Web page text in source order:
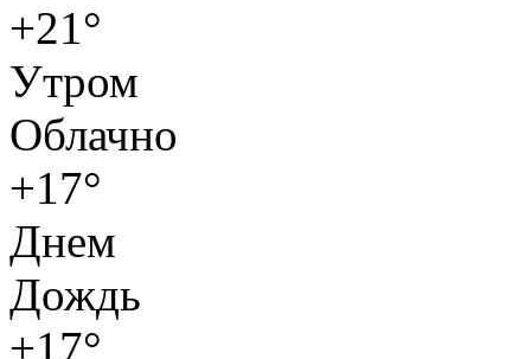
+21°
Утром
Облачно
+17°
Днем
Дождь
+17°